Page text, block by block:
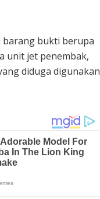
barang bukti berupa
unit jet penembak,
diduga digunakan